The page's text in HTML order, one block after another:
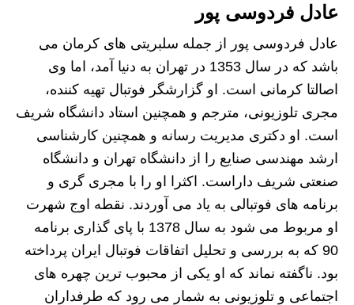
عادل فردوسی پور
عادل فردوسی پور از جمله سلبریتی های کرمان می
باشد که در سال 1353 در تهران به دنیا آمد، اما وی
اصالتا کرمانی است. او گزارشگر فوتبال تهیه کننده،
مجری تلوزیونی، مترجم و همچنین استاد دانشگاه شریف
است. او دکتری مدیریت رسانه و همچنین کارشناسی
ارشد مهندسی صنایع را از دانشگاه تهران و دانشگاه
صنعتی شریف داراست. اکثرا او را با مجری گری و
برنامه های فوتبالی به یاد می آوردند. نقطه اوج شهرت
او مربوط می شود به سال 1378 با پای گذاری برنامه
90 که به بررسی و تحلیل اتفاقات فوتبال ایران پرداخته
بود. ناگفته نماند که او یکی از محبوب ترین چهره های
اجتماعی و تلوزیونی به شمار می رود که طرفداران